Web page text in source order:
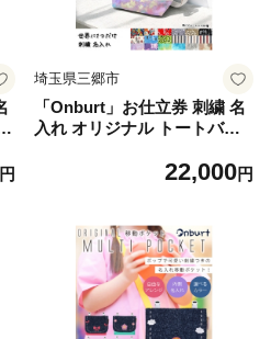
円
埼玉県三郷市
「Onburt」お仕立券 刺繍 名
入れ オリジナル トートバッ
22,000円